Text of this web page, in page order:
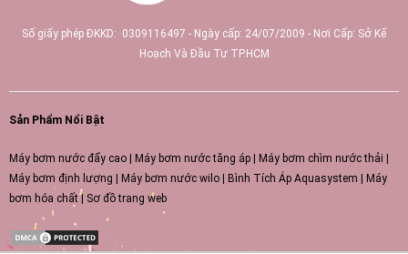
Số giấy phép ĐKKD: 0309116497 - Ngày cấp: 24/07/2009 - Nơi Cấp: Sở Kế
Hoạch Và Đầu Tư TP.HCM
Sản Phẩm Nổi Bật
Máy bơm nước đẩy cao Máy bơm nước tăng áp Máy bơm chìm nước thải
Máy bơm định lượng
Máy bơm nước wilo Bình Tích Áp Aquasystem
Máy
bơm hóa chất| Sơ đồ trang web